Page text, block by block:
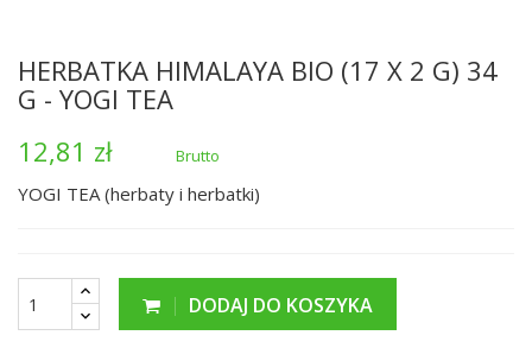
HERBATKA HIMALAYA BIO (17 X 2 G) 34
G - YOGI TEA
12,81 zł
Brutto
YOGI TEA (herbaty i herbatki)
DODAJ DO KOSZYKA